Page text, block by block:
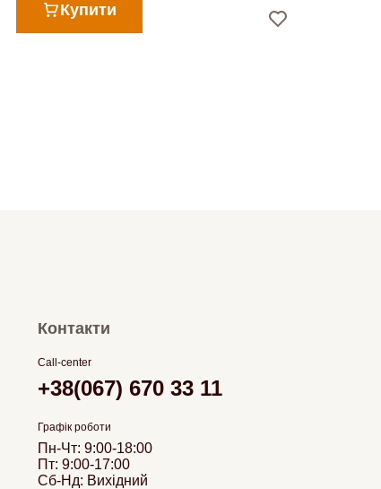
Купити
Контакти
Call-center
+38(067) 670 33 11
Графік роботи
Пн-Чт: 9:00-18:00
Пт: 9:00-17:00
Сб-Нд: Вихідний